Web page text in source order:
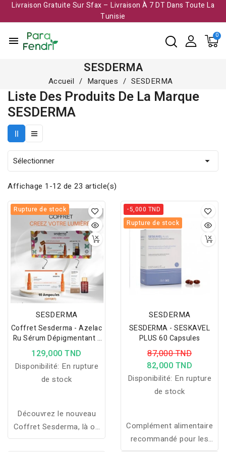
Livraison Gratuite Sur Sfax – Livraison À 7 DT Dans Toute La
Tunisie​
menu
SESDERMA
Accueil Marques SESDERMA
Liste Des Produits De La Marque
SESDERMA
Sélectionner 
Affichage 1-12 de 23 article(s)
Rupture de stock
SESDERMA
Coffret Sesderma - Azelac
Ru Sérum Dépigmentant -
30ml + C-Vit Sérum
Intensif - 10 Ampoules
(offert)
129,000 TND
Disponibilité: En rupture
de stock
Découvrez le nouveau
Coffret Sesderma, là où
vous trouvez des
-5,000 TND
Rupture de stock
SESDERMA
SESDERMA - SESKAVEL
PLUS 60 Capsules
87,000 TND
82,000 TND
Disponibilité: En rupture
de stock
Complément alimentaire
recommandé pour les